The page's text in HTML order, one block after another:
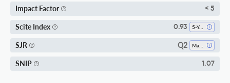
Impact Factor < 5
Scite Index 0.93 5-Year SI
SJR Q2
SNIP 1.07